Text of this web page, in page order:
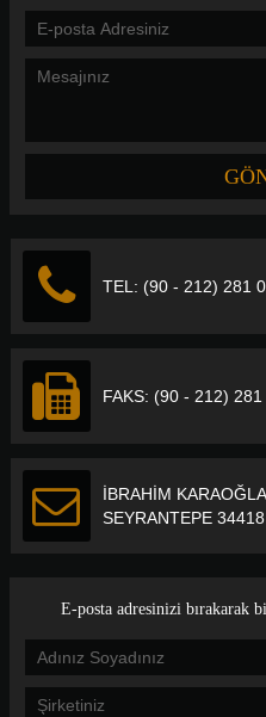
TEL: (90 - 212) 281
FAKS: (90 - 212)
İBRAHİM
SEYRANTEPE 34418
E-posta adresinizi bırakarak